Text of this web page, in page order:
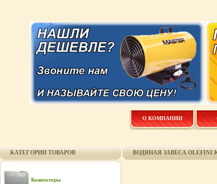
О КОМПАНИИ
КАТЕГОРИИ ТОВАРОВ
Конвекторы
ВОДЯНАЯ ЗАВЕСА OLEFINI